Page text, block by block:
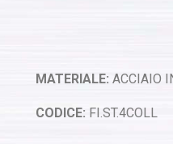
MATERIALE: ACCIAIO
CODICE: FI.ST.4COLL